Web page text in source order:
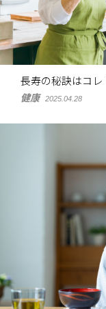
長寿の秘訣はコレ
健康 2025.04.28